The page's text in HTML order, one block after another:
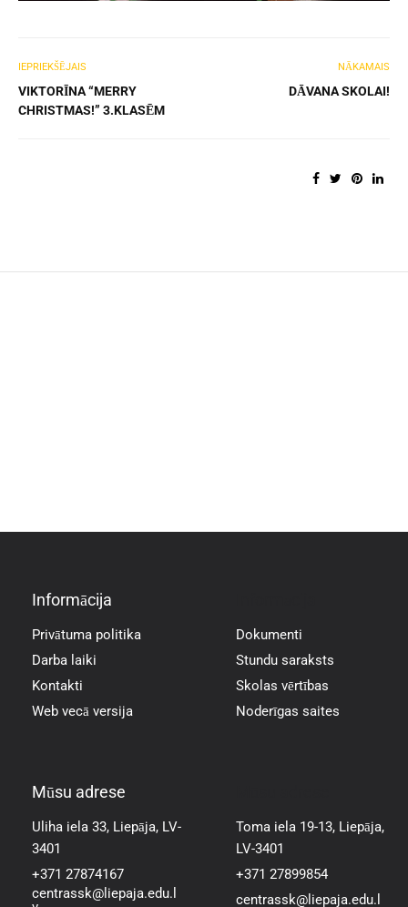
IEPRIEKŠĒJAIS
VIKTORĪNA “MERRY
CHRISTMAS!” 3.KLASĒM
NĀKAMAIS
DĀVANA SKOLAI!
Informācija
Privātuma politika
Darba laiki
Kontakti
Web vecā versija
Dokumenti
Stundu saraksts
Skolas vērtības
Noderīgas saites
Mūsu adrese
Uliha iela 33, Liepāja, LV-
3401
+371 27874167
centrassk@liepaja.edu.l
Toma iela 19-13, Liepāja,
LV-3401
+371 27899854
centrassk@liepaja.edu.l